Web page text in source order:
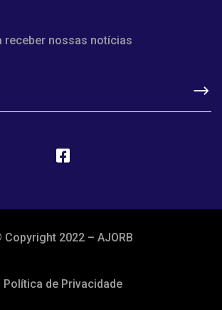
receber nossas notícias
Copyright 2022 – AJORB
Política de Privacidade